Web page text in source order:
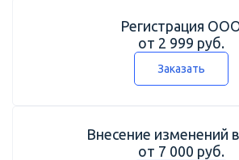
Регистрация
от 2 999 руб.
Заказать
Внесение изменений
от 7 000 руб.